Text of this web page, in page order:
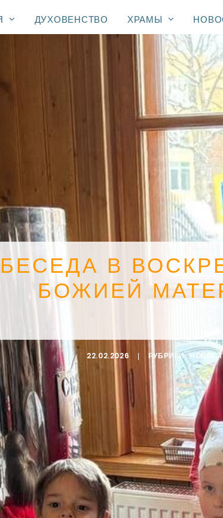
ДУХОВЕНСТВО ХРАМЫ
БЕСЕДА В
БОЖИЕЙ
22.02.2026 РУБРИКИ: